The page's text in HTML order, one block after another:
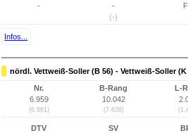
-
-
(-)
Infos...
nördl. Vettweiß-Soller (B 56) - Vettweiß-Soller (K
Nr.
6.959
(6.961)
B-Rang
10.042
(7.638)
L-
DTV
SV